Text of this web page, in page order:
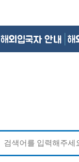
해외입국자 안내 해